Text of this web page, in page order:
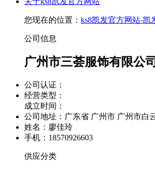
您现在的位置： ks8凯发官方网站-凯
公司信息
广州市三荟服饰有限公司
公司认证：
经营类型：
成立时间：
公司地址： 广东省 广州市 广州市白
姓名：廖佳玲
手机：18570926603
供应分类